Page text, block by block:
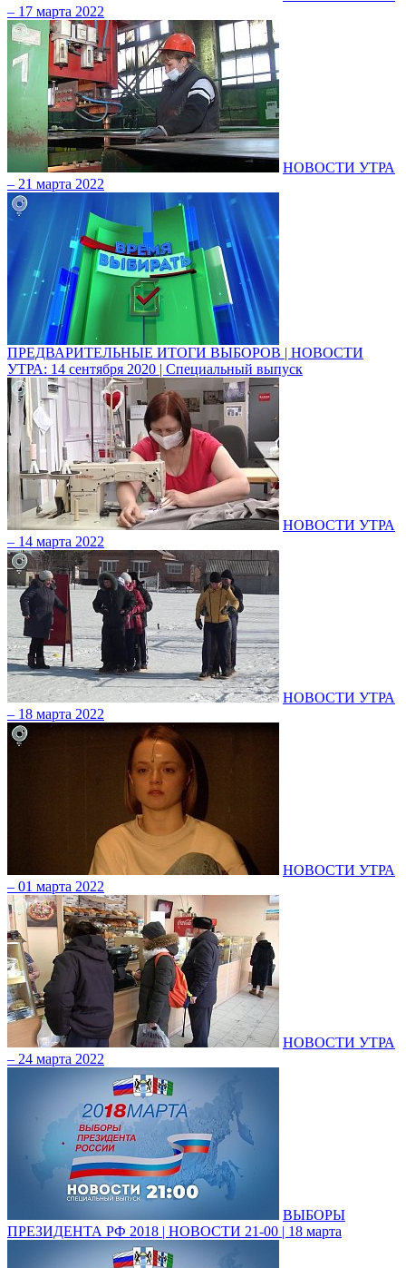
– 17 марта 2022
НОВОСТИ УТРА
– 21 марта 2022
ПРЕДВАРИТЕЛЬНЫЕ ИТОГИ ВЫБОРОВ | НОВОСТИ
УТРА: 14 сентября 2020 | Специальный выпуск
НОВОСТИ УТРА
– 14 марта 2022
НОВОСТИ УТРА
– 18 марта 2022
НОВОСТИ УТРА
– 01 марта 2022
НОВОСТИ УТРА
– 24 марта 2022
ВЫБОРЫ
ПРЕЗИДЕНТА РФ 2018 | НОВОСТИ 21-00 | 18 марта